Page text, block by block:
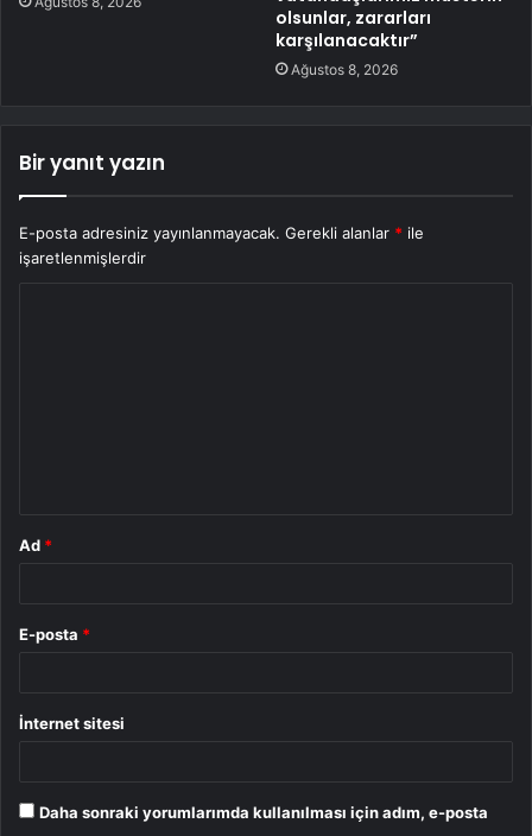
olsunlar, zararları
karşılanacaktır”
Ağustos 8, 2026
Bir yanıt yazın
E-posta adresiniz yayınlanmayacak. Gerekli alanlar * ile
işaretlenmişlerdir
Ad *
E-posta *
İnternet sitesi
Daha sonraki yorumlarımda kullanılması için adım, e-posta